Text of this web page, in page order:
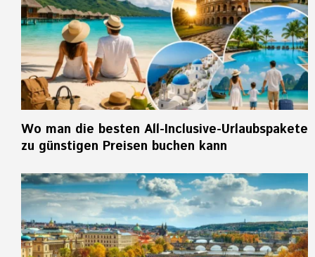
Wo man die besten All-Inclusive-Urlaubspakete
zu günstigen Preisen buchen kann